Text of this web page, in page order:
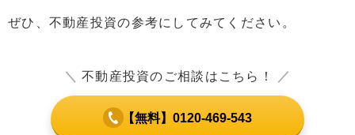
ぜひ、不動産投資の参考にしてみてください。
＼ 不動産投資のご相談はこちら！ ／
【無料】0120-469-543